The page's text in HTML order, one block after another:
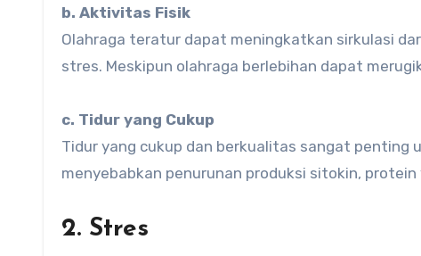
b. Aktivitas Fisik
Olahraga teratur dapat meningkatkan sirkulasi
stres. Meskipun olahraga berlebihan dapat
c. Tidur yang Cukup
Tidur yang cukup dan berkualitas sangat penting
menyebabkan penurunan produksi sitokin,
2. Stres